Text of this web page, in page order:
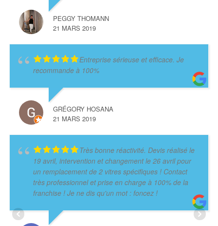
PEGGY THOMANN
21 MARS 2019
Entreprise sérieuse et efficace. Je
recommande à 100%
GRÉGORY HOSANA
21 MARS 2019
Très bonne réactivité. Devis réalisé le
19 avril, intervention et changement le 26 avril pour
un remplacement de 2 vitres spécifiques ! Contact
très professionnel et prise en charge à 100% de la
franchise ! Je ne dis qu'un mot : foncez !